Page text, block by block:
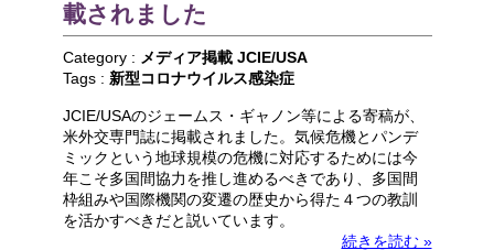
載されました
Category : メディア掲載 JCIE/USA
Tags : 新型コロナウイルス感染症
JCIE/USAのジェームス・ギャノン等による寄稿が、
米外交専門誌に掲載されました。気候危機とパンデ
ミックという地球規模の危機に対応するためには今
年こそ多国間協力を推し進めるべきであり、多国間
枠組みや国際機関の変遷の歴史から得た４つの教訓
を活かすべきだと説いています。
続きを読む »